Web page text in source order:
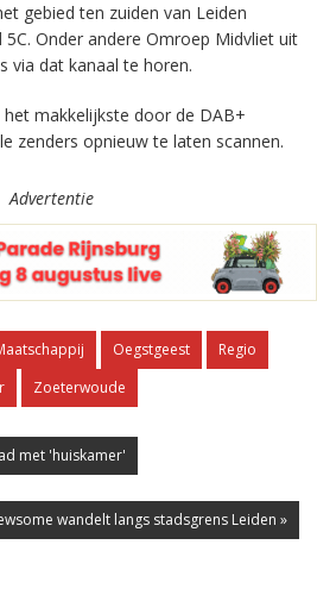
gebied ten zuiden van Leiden
Onder andere Omroep Midvliet uit
via dat kanaal te horen.
makkelijkste door de DAB+
zenders opnieuw te laten scannen.
Advertentie
Oegstgeest
Regio
Zoeterwoude
met 'huiskamer'
wandelt langs stadsgrens Leiden »